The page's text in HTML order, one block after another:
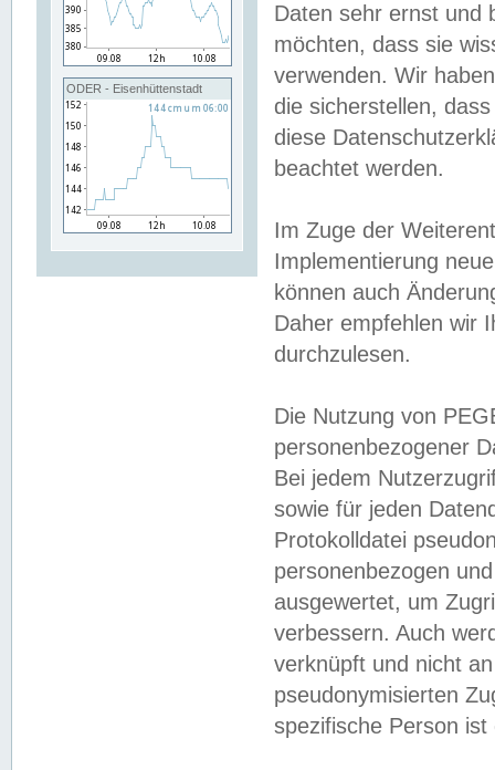
ODER - Eisenhüttenstadt
Daten sehr ernst und
möchten, dass sie
verwenden. Wir
die sicherstellen,
diese
beachtet werden.
Im Zuge der
Implementierung
können auch
Daher empfehlen wir
durchzulesen.
Die Nutzung von
personenbezogener
Bei jedem
sowie für jeden
Protokolldatei
personenbezogen
ausgewertet, um
verbessern. Auch
verknüpft und nicht
pseudonymisierten
spezifische Person